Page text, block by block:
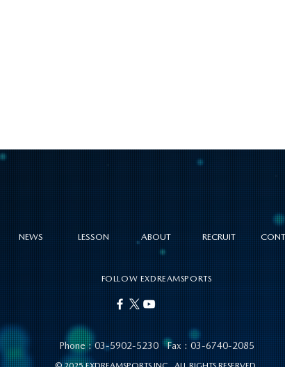
NEWS LESSON ABOUT RECRUIT
FOLLOW EXDREAMSPORTS
Phone :03-5902-5230Fax : 03-6740-2085